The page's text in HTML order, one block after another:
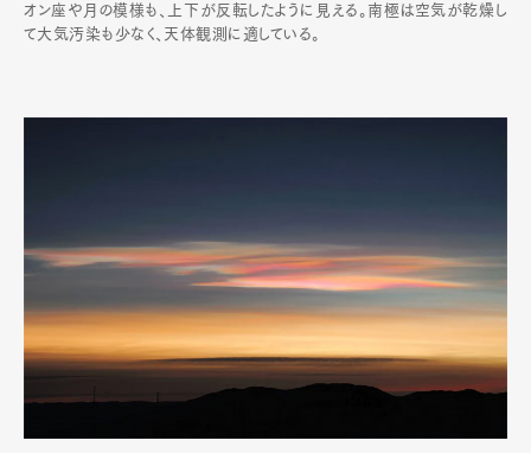
オン座や月の模様も、上下が反転したように見える。南極は空気が乾燥し
て大気汚染も少なく、天体観測に適している。